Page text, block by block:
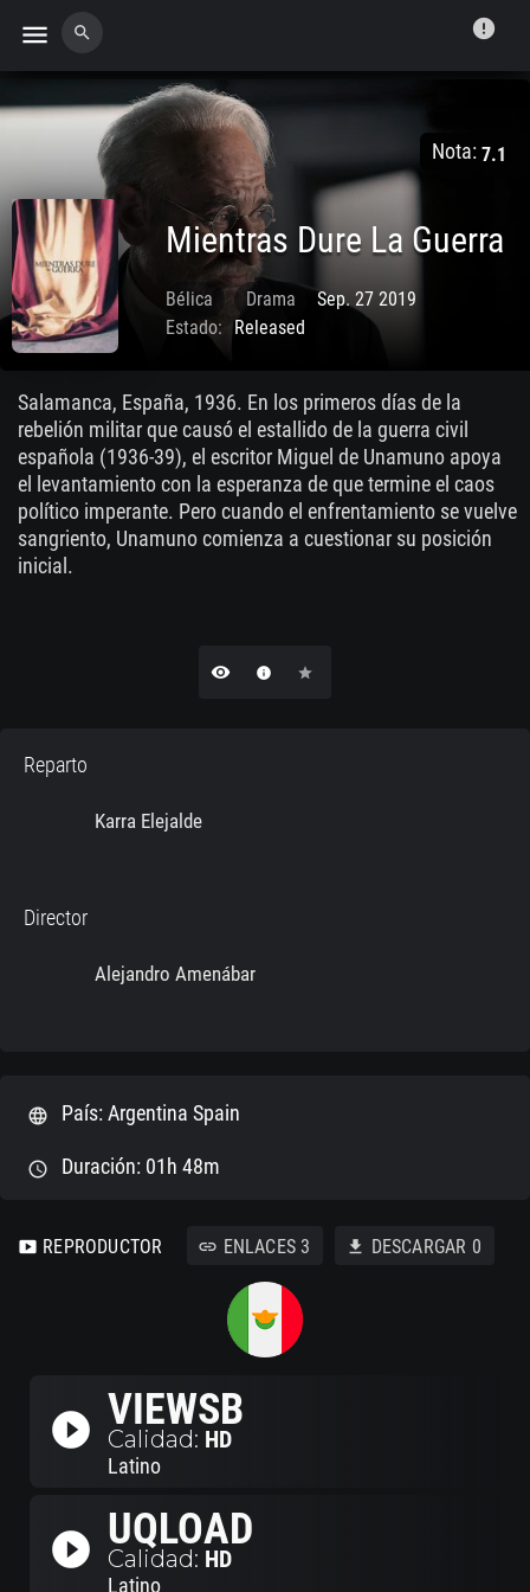
menu search error
Nota: 7.1
Mientras Dure La Guerra
Bélica Drama
Sep. 27 2019
Estado:
Released
Salamanca, España, 1936. En los primeros días de la
rebelión militar que causó el estallido de la guerra civil
española (1936-39), el escritor Miguel de Unamuno apoya
el levantamiento con la esperanza de que termine el caos
político imperante. Pero cuando el enfrentamiento se vuelve
sangriento, Unamuno comienza a cuestionar su posición
inicial.
remove_red_eye info star
Reparto
Karra Elejalde
Director
Alejandro Amenábar
language País: Argentina Spain
schedule Duración: 01h 48m
smart_display REPRODUCTOR link ENLACES 3 download DESCARGAR 0
play_circle_filled VIEWSB
Calidad: HD
Latino
play_circle_filled UQLOAD
Calidad: HD
Latino